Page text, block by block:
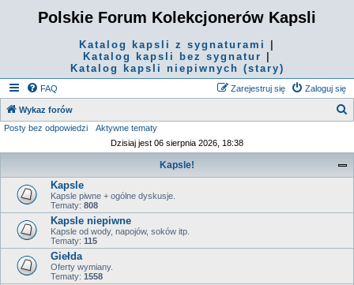
Polskie Forum Kolekcjonerów Kapsli
Katalog kapsli z sygnaturami
Katalog kapsli bez sygnatur
Katalog kapsli niepiwnych (stary)
FAQ Zaloguj się
Zarejestruj się
Wykaz forów
Posty bez odpowiedzi
Aktywne tematy
Dzisiaj jest 06 sierpnia 2026, 18:38
Kapsle!
Kapsle
Kapsle piwne + ogólne dyskusje.
Tematy: 808
Kapsle niepiwne
Kapsle od wody, napojów, soków itp.
Tematy: 115
Giełda
Oferty wymiany.
Tematy: 1558